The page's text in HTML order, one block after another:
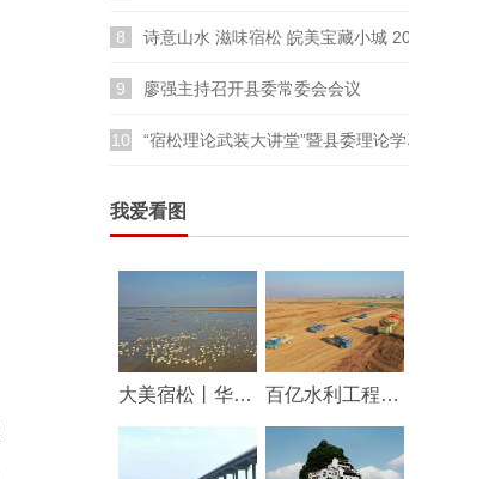
8 诗意山水 滋味宿松 皖美宝藏小城 2026云裳宿
9 廖强主持召开县委常委会会议
10 “宿松理论武装大讲堂”暨县委理论学习中心组
我爱看图
大美宿松丨华阳河湖群湿地成鸟类乐园 百亿水利工程——华阳河蓄滞洪区工程建设持续推进